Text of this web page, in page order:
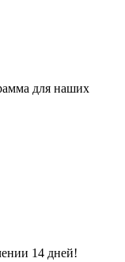
для наших
14 дней!